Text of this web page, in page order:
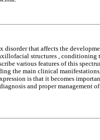
disorder that affects the
structures , conditioning
various features of this
the main clinical
is that it becomes
and proper management